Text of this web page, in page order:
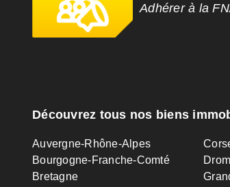
Adhérer à la
Découvrez tous nos biens
Auvergne-Rhône-Alpes
Bourgogne-Franche-Comté
Bretagne
Drom